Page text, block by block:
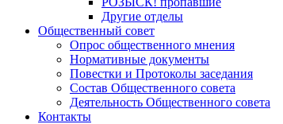
Другие отделы
Общественный совет
Опрос общественного мнения
Нормативные документы
Повестки и Протоколы заседания
Состав Общественного совета
Деятельность Общественного совета
Контакты